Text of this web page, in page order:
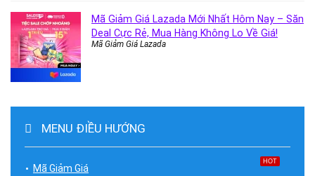
Mã Giảm Giá Lazada Mới Nhất Hôm Nay – Săn
Deal Cực Rẻ, Mua Hàng Không Lo Về Giá!
Mã Giảm Giá Lazada
MENU ĐIỀU HƯỚNG
Mã Giảm Giá
HOT